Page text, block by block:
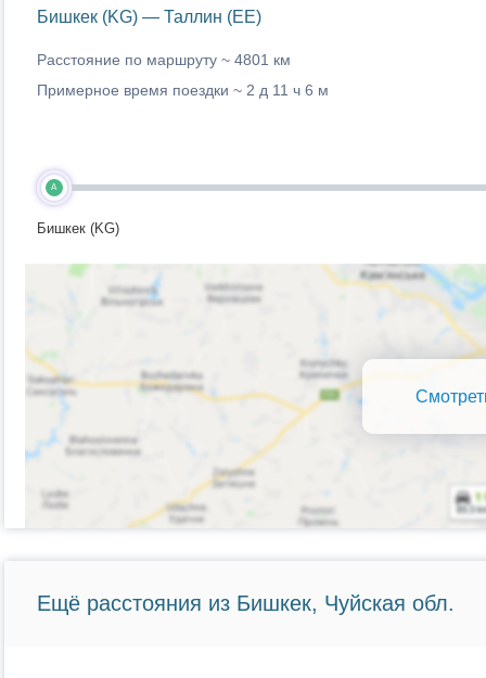
Бишкек (KG) — Таллин (EE)
Расстояние по маршруту ~ 4801 км
Примерное время поездки ~ 2 д 11 ч 6 м
A
Бишкек (KG)
Ещё расстояния из Бишкек, Чуйская обл.